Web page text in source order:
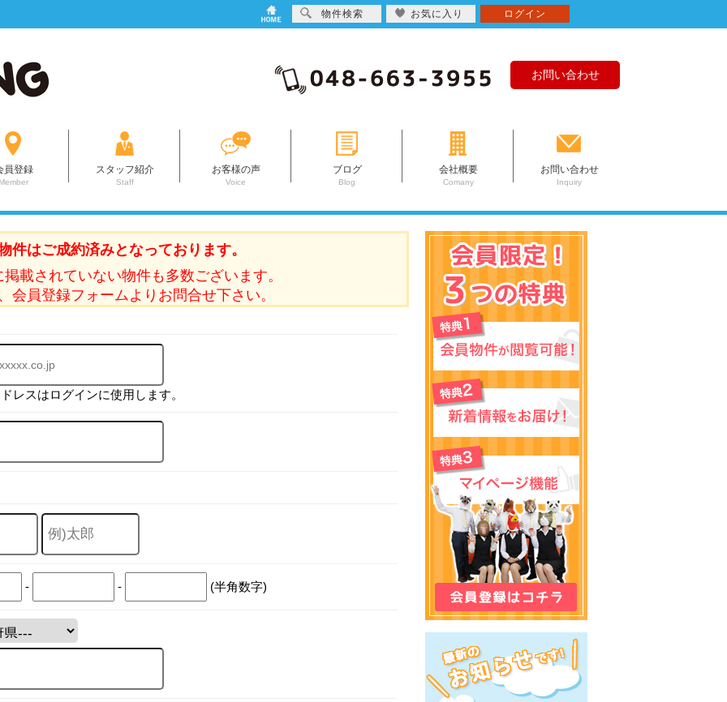
お問い合わせ
員登録 スタッフ紹介
Staff
お客様の声
Voice
ブログ
Blog
会社概要
Comany
お問い合わせ
Inquiry
件はご成約済みとなっております。
載されていない物件も多数ございます。
会員登録フォームよりお問合せ下さい。
レスはログインに使用します。
- - (半角数字)
物件検索 お気に入り ログイン